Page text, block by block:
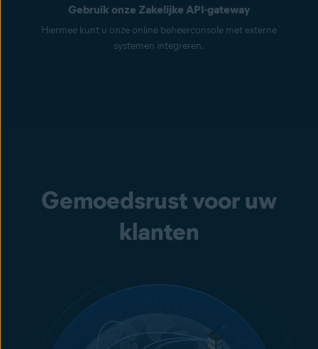
Gebruik onze Zakelijke API-gateway
Hiermee kunt u onze online beheerconsole met externe
systemen integreren.
Gemoedsrust voor uw
klanten